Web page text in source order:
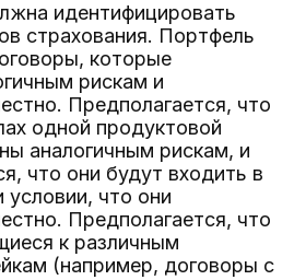
идентифицировать
страхования. Портфель
которые
рискам и
Предполагается, что
одной продуктовой
аналогичным рискам, и
что они будут входить в
что они
Предполагается, что
к различным
(например, договоры с